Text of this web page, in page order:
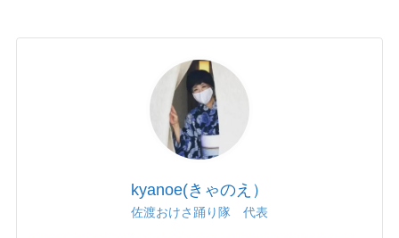
kyanoe(きゃのえ）
佐渡おけさ踊り隊 代表